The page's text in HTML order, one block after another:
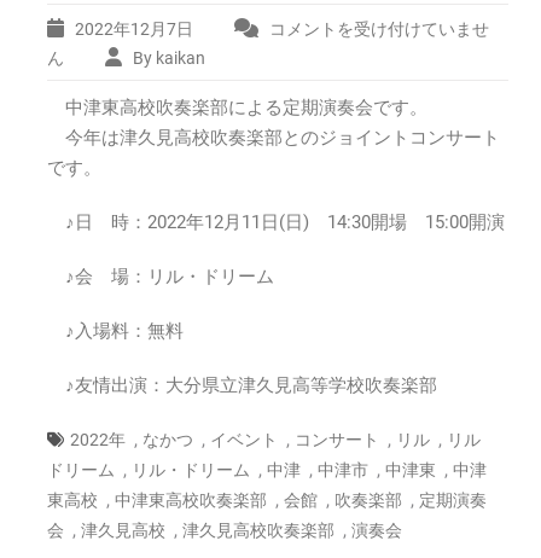
2022年12月7日
中
高
校
部
2
演
会
※
止
と
コメントを受け付けていませ
ん
By kaikan
中津東高校吹奏楽部による定期演奏会です。
今年は津久見高校吹奏楽部とのジョイントコンサート
です。
♪日 時：2022年12月11日(日) 14:30開場 15:00開演
♪会 場：リル・ドリーム
♪入場料：無料
♪友情出演：大分県立津久見高等学校吹奏楽部
2022年 , なかつ , イベント , コンサート , リル , リル
ドリーム , リル・ドリーム , 中津 , 中津市 , 中津東 , 中津
東高校 , 中津東高校吹奏楽部 , 会館 , 吹奏楽部 , 定期演奏
会 , 津久見高校 , 津久見高校吹奏楽部 , 演奏会